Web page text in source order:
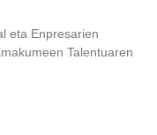
eta Enpresarien
Talentuaren